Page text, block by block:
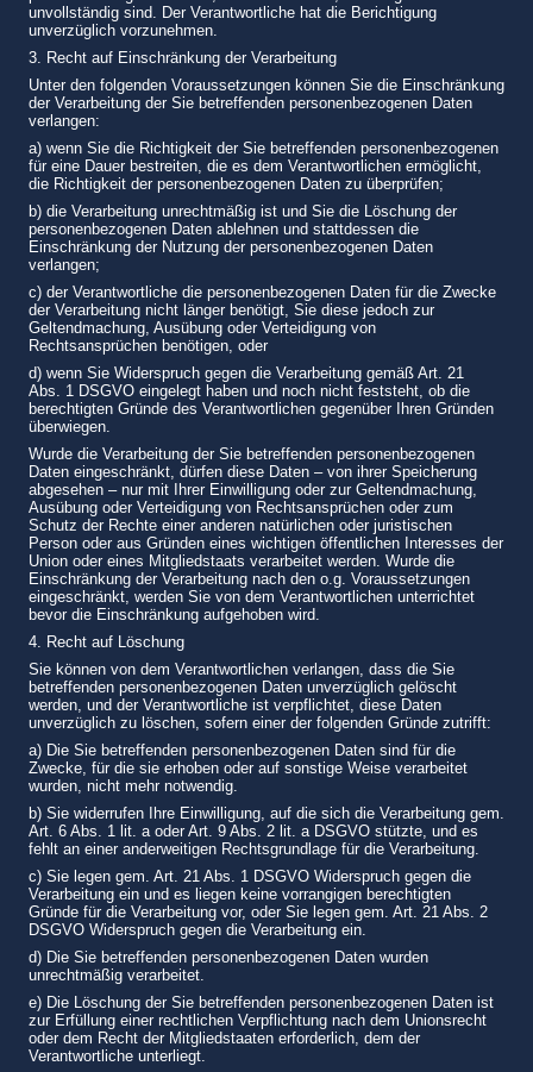
unvollständig sind. Der Verantwortliche hat die Berichtigung
unverzüglich vorzunehmen.
3. Recht auf Einschränkung der Verarbeitung
Unter den folgenden Voraussetzungen können Sie die Einschränkung
der Verarbeitung der Sie betreffenden personenbezogenen Daten
verlangen:
a) wenn Sie die Richtigkeit der Sie betreffenden personenbezogenen
für eine Dauer bestreiten, die es dem Verantwortlichen ermöglicht,
die Richtigkeit der personenbezogenen Daten zu überprüfen;
b) die Verarbeitung unrechtmäßig ist und Sie die Löschung der
personenbezogenen Daten ablehnen und stattdessen die
Einschränkung der Nutzung der personenbezogenen Daten
verlangen;
c) der Verantwortliche die personenbezogenen Daten für die Zwecke
der Verarbeitung nicht länger benötigt, Sie diese jedoch zur
Geltendmachung, Ausübung oder Verteidigung von
Rechtsansprüchen benötigen, oder
d) wenn Sie Widerspruch gegen die Verarbeitung gemäß Art. 21
Abs. 1 DSGVO eingelegt haben und noch nicht feststeht, ob die
berechtigten Gründe des Verantwortlichen gegenüber Ihren Gründen
überwiegen.
Wurde die Verarbeitung der Sie betreffenden personenbezogenen
Daten eingeschränkt, dürfen diese Daten – von ihrer Speicherung
abgesehen – nur mit Ihrer Einwilligung oder zur Geltendmachung,
Ausübung oder Verteidigung von Rechtsansprüchen oder zum
Schutz der Rechte einer anderen natürlichen oder juristischen
Person oder aus Gründen eines wichtigen öffentlichen Interesses der
Union oder eines Mitgliedstaats verarbeitet werden. Wurde die
Einschränkung der Verarbeitung nach den o.g. Voraussetzungen
eingeschränkt, werden Sie von dem Verantwortlichen unterrichtet
bevor die Einschränkung aufgehoben wird.
4. Recht auf Löschung
Sie können von dem Verantwortlichen verlangen, dass die Sie
betreffenden personenbezogenen Daten unverzüglich gelöscht
werden, und der Verantwortliche ist verpflichtet, diese Daten
unverzüglich zu löschen, sofern einer der folgenden Gründe zutrifft:
a) Die Sie betreffenden personenbezogenen Daten sind für die
Zwecke, für die sie erhoben oder auf sonstige Weise verarbeitet
wurden, nicht mehr notwendig.
b) Sie widerrufen Ihre Einwilligung, auf die sich die Verarbeitung gem.
Art. 6 Abs. 1 lit. a oder Art. 9 Abs. 2 lit. a DSGVO stützte, und es
fehlt an einer anderweitigen Rechtsgrundlage für die Verarbeitung.
c) Sie legen gem. Art. 21 Abs. 1 DSGVO Widerspruch gegen die
Verarbeitung ein und es liegen keine vorrangigen berechtigten
Gründe für die Verarbeitung vor, oder Sie legen gem. Art. 21 Abs. 2
DSGVO Widerspruch gegen die Verarbeitung ein.
d) Die Sie betreffenden personenbezogenen Daten wurden
unrechtmäßig verarbeitet.
e) Die Löschung der Sie betreffenden personenbezogenen Daten ist
zur Erfüllung einer rechtlichen Verpflichtung nach dem Unionsrecht
oder dem Recht der Mitgliedstaaten erforderlich, dem der
Verantwortliche unterliegt.